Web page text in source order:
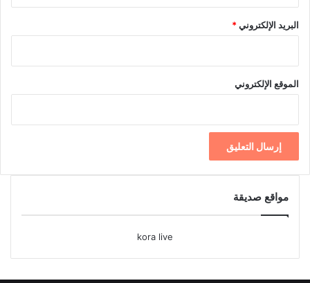
البريد الإلكتروني*
الموقع الإلكتروني
مواقع صديقة
kora live